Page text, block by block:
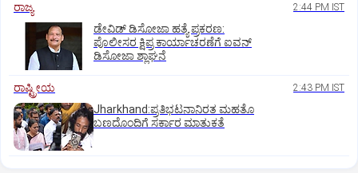
ರಾಜ್ಯ 2:44 PM IST
ಡೇವಿಡ್ ಡಿಸೋಜಾ ಹತ್ಯೆ ಪ್ರಕರಣ:
ಪೊಲೀಸರ ಕ್ಷಿಪ್ರ ಕಾರ್ಯಾಚರಣೆಗೆ ಐವನ್
ಡಿಸೋಜಾ ಶ್ಲಾಘನೆ
ರಾಷ್ಟ್ರೀಯ 2:43 PM IST
Jharkhand:ಪ್ರತಿಭಟನಾನಿರತ ಮಹತೊ
ಬಣದೊಂದಿಗೆ ಸರ್ಕಾರ ಮಾತುಕತೆ